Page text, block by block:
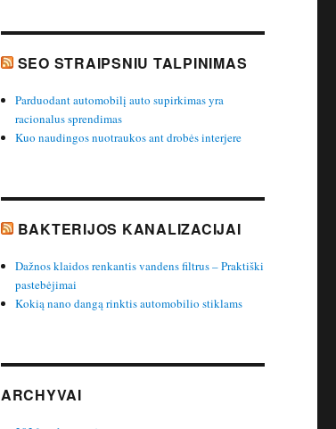
SEO STRAIPSNIU TALPINIMAS
Parduodant automobilį auto supirkimas yra
racionalus sprendimas
Kuo naudingos nuotraukos ant drobės interjere
BAKTERIJOS KANALIZACIJAI
Dažnos klaidos renkantis vandens filtrus – Praktiški
pastebėjimai
Kokią nano dangą rinktis automobilio stiklams
ARCHYVAI